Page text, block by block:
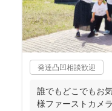
発達凸凹相談歓迎
誰でもどこでもお
様ファーストカメ